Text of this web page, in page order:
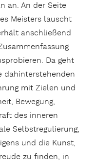
an. An der Seite
Meisters lauscht
anschließend
Da geht
dahinterstehenden
mit Zielen und
Bewegung,
des inneren
Selbstregulierung,
und die Kunst,
zu finden, in